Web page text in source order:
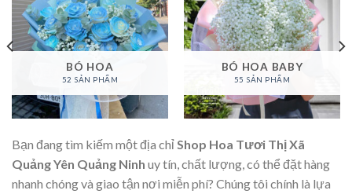
BÓ HOA
52 SẢN PHẨM
BÓ HOA BABY
55 SẢN PHẨM
Bạn đang tìm kiếm một địa chỉ Shop Hoa Tươi Thị Xã
Quảng Yên Quảng Ninh uy tín, chất lượng, có thể đặt hàng
nhanh chóng và giao tận nơi miễn phí? Chúng tôi chính là lựa